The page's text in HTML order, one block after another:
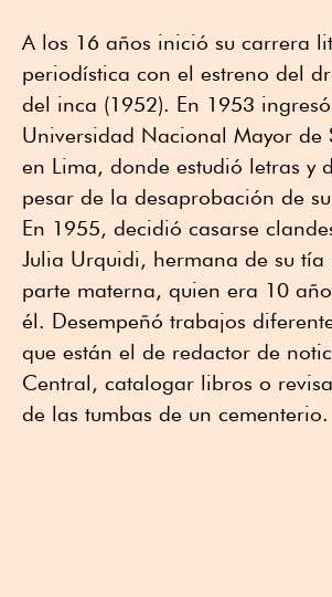
A los 16 años inició su carrera
periodística con el estreno del
del inca (1952). En 1953
Universidad Nacional Mayor de
en Lima, donde estudió letras y
pesar de la desaprobación de
En 1955, decidió casarse
Julia Urquidi, hermana de su
parte materna, quien era 10
él. Desempeñó trabajos
que están el de redactor de
Central, catalogar libros o
de las tumbas de un cementerio.